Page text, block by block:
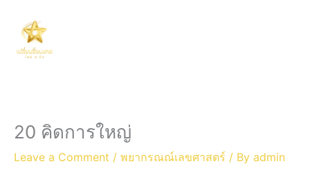
content
20 คิดการใหญ่
Leave a Comment / พยากรณณ์เลขศาสตร์ / By admin